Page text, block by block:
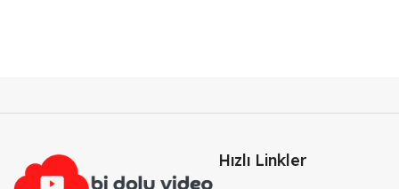
Hızlı Linkler